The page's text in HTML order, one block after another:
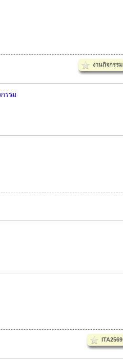
งานกิจกรรม
รรม
ITA2569